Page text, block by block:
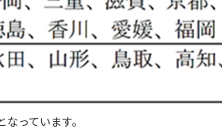
っています。